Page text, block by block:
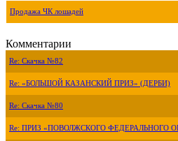
Продажа ЧК лошадей
Комментарии
Re: Скачка №82
Re: «БОЛЬШОЙ КАЗАНСКИЙ ПРИЗ» (ДЕРБИ)
Re: Скачка №80
Re: ПРИЗ «ПОВОЛЖСКОГО ФЕДЕРАЛЬНОГО